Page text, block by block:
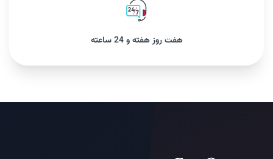
هفت روز هفته و 24 ساعته